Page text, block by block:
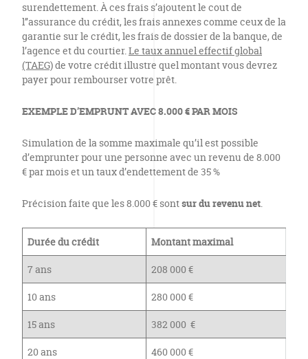
surendettement. À ces frais s’ajoutent le cout de
l’’assurance du crédit, les frais annexes comme ceux de la
garantie sur le crédit, les frais de dossier de la banque, de
l’agence et du courtier.Le taux annuel effectif global
(TAEG)de votre crédit illustre quel montant vous devrez
payer pour rembourser votre prêt.
EXEMPLE D’EMPRUNT AVEC 8.000 € PAR MOIS
Simulation de la somme maximale qu’il est possible
d’emprunter pour une personne avec un revenu de 8.000
€ par mois et un taux d’endettement de 35 %
Précision faite que les 8.000 € sontsur du revenu net.
Durée du crédit Montant maximal
7 ans 208 000 €
10 ans 280 000 €
15 ans 382 000 €
20 ans 460 000 €